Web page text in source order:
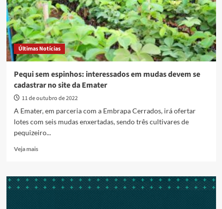
de
pequi
sem
espinhos
Últimas Notícias
Pequi sem espinhos: interessados em mudas devem se
cadastrar no site da Emater
11 de outubro de 2022
A Emater, em parceria com a Embrapa Cerrados, irá ofertar
lotes com seis mudas enxertadas, sendo três cultivares de
pequizeiro...
Veja maisRead
Pequi
sem